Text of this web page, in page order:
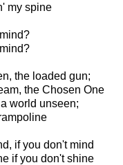
my spine
the loaded gun;
the Chosen One
world unseen;
if you don't mind
if you don't shine